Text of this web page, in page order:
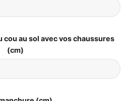
cou au sol avec vos chaussures
(cm)